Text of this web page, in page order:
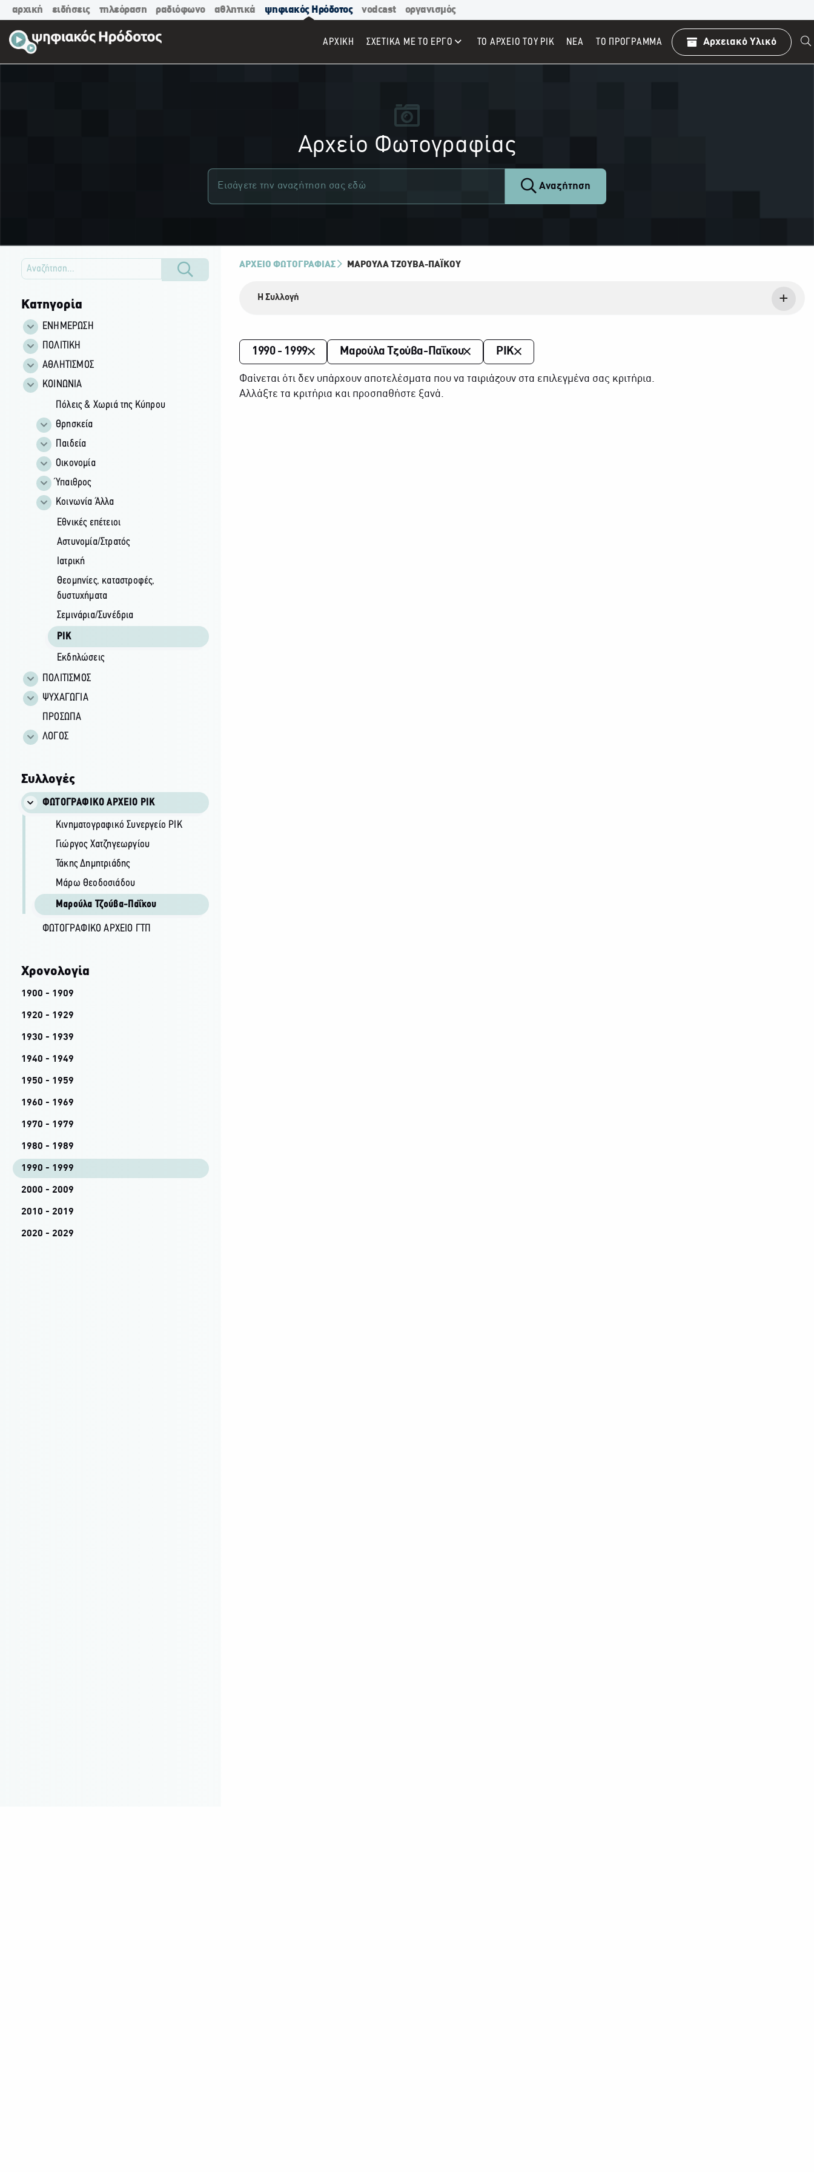
αρχική ειδήσεις τηλεόραση ραδιόφωνο αθλητικά ψηφιακός Ηρόδοτος vodcast οργανισμός
ΑΡΧΙΚΉ ΣΧΕΤΙΚΑ ΜΕ ΤΟ ΕΡΓΟ ΤΟ ΑΡΧΕΙΟ ΤΟΥ ΡΙΚ ΝΕΑ TO ΠΡΌΓΡΑΜΜΑ Αρχειακό Υλικό
Αρχείο Φωτογραφίας
Αναζήτηση
Κατηγορία
ΕΝΗΜΕΡΩΣΗ
ΠΟΛΙΤΙΚΗ
ΑΘΛΗΤΙΣΜΟΣ
ΚΟΙΝΩΝΙΑ
Πόλεις & Χωριά της Κύπρου
Θρησκεία
Παιδεία
Οικονομία
Ύπαιθρος
Κοινωνία Άλλα
Εθνικές επέτειοι
Αστυνομία/Στρατός
Ιατρική
Θεομηνίες, καταστροφές,
δυστυχήματα
Σεμινάρια/Συνέδρια
ΡΙΚ
Εκδηλώσεις
ΠΟΛΙΤΙΣΜΟΣ
ΨΥΧΑΓΩΓΙΑ
ΠΡΟΣΩΠΑ
ΛΟΓΟΣ
Συλλογές
ΦΩΤΟΓΡΑΦΙΚΌ ΑΡΧΕΊΟ ΡΙΚ
Κινηματογραφικό Συνεργείο ΡΙΚ
Γιώργος Χατζηγεωργίου
Τάκης Δημητριάδης
Μάρω Θεοδοσιάδου
Μαρούλα Τζούβα-Παΐκου
ΦΩΤΟΓΡΑΦΙΚΌ ΑΡΧΕΊΟ ΓΤΠ
Χρονολογία
1900 - 1909
1920 - 1929
1930 - 1939
1940 - 1949
1950 - 1959
1960 - 1969
1970 - 1979
1980 - 1989
1990 - 1999
2000 - 2009
2010 - 2019
2020 - 2029
ΑΡΧΕΙΟ ΦΩΤΟΓΡΑΦΙΑΣ ΜΑΡΟΎΛΑ ΤΖΟΎΒΑ-ΠΑΪ́ΚΟΥ
Η Συλλογή
1990 - 1999 Μαρούλα Τζούβα-Παΐκου ΡΙΚ
Φαίνεται ότι δεν υπάρχουν αποτελέσματα που να ταιριάζουν στα επιλεγμένα σας κριτήρια.
Αλλάξτε τα κριτήρια και προσπαθήστε ξανά.